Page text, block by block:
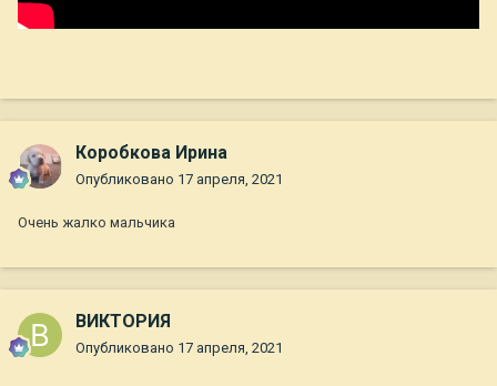
Коробкова Ирина
Опубликовано 17 апреля, 2021
Очень жалко мальчика
ВИКТОРИЯ
Опубликовано 17 апреля, 2021